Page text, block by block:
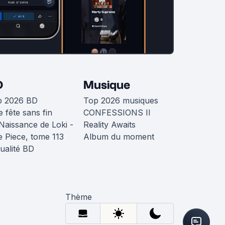
2026 BD
fête sans fin
de Loki -
Piece, tome 113
BD
Musique
Top 2026 musiques
CONFESSIONS II
Reality Awaits
Album du moment
Thème